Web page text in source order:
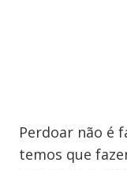
Perdoar não é
temos que